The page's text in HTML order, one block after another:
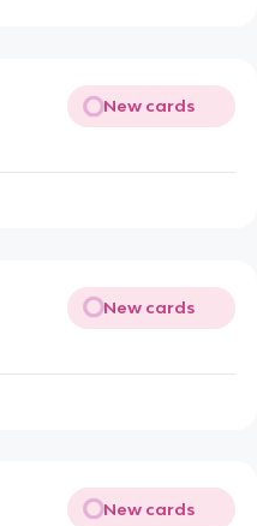
New cards
New cards
New cards